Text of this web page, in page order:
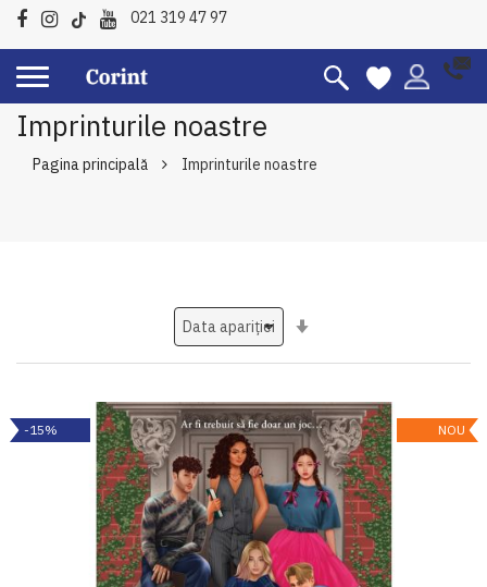
021 319 47 97
Imprinturile noastre
Pagina principală Imprinturile noastre
NOU
-15%